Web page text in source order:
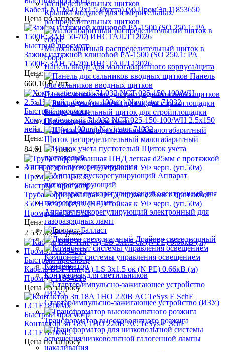
Крышка модулей для измерительных/
распределительных щитков
Малогабаритный распределительный щиток в
сборе
Панель ввода для малогабаритного корпуса/щита
Панель
для сальников вводных щитков
Панель монтажная для распределительных щитков
Распределительный щиток для стройплощадки
Щит вводный кабельный
Щиток распределительный малогабаритный
Щиток учета
пустотелый
Аппаратура пускорегулирующая
Аппарат
пускорегулирующий
Аппарат пускорегулирующий электронный для
газоразрядных ламп
Балласт
Драйвер светодиодный
Компонент системы управления освещением
Конденсатор
Контроллер для светильников
Стартер/импульсно-зажигающее устройство (ИЗУ)
Трансформатор высоковольтного розжига
Кабель NUM-О 2х1.5 (бухта) (м) ПромЭл 11853650
Цена по запросу
Быстрый просмотр
Зажим натяжной клиновой PA-1500 (SO 250.1; PA
1500E; ЗАН 50-70) ИНСТАЛЛ 12026
Цена:
660.10 ₽/ шт.
Быстрый просмотр
Хомут кабельный 71 032 NCT-025-150-100/WH 2.5х150
нейл. бел. (уп.100шт) Navigator 71032
Цена:
84.61 ₽/ упак.
Быстрый просмотр
Труба гофрированная ПНД легкая d25мм с протяжкой
350 Н безгалоген. (HF) стойкая к УФ черн. (уп.50м)
Промрукав 161558
Цена:
2 537.63 ₽/ упак.
Быстрый просмотр
Кабель ВВГ-Пнг(А)-LS 3х1.5 ок (N PE) 0.66кВ (м)
ПромЭл 11854210
Цена по запросу
Быстрый просмотр
Контактор 3п 18А 1НО 220В AC TeSys E SchE
LC1E1810M5
Цена по запросу